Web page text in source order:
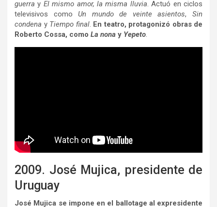
guerra y El mismo amor, la misma lluvia. Actuó en ciclos
televisivos comoUn mundo de veinte asientos,Sin
condena y Tiempo final. En teatro, protagonizó obras de
Roberto Cossa, como La nona y Yepeto.
2009. José Mujica, presidente de
Uruguay
José Mujica se impone en el ballotage al expresidente